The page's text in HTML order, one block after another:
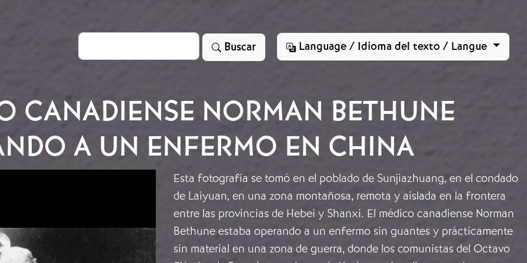
Search Buscar Language / Idioma del texto / Langue
CANADIENSE NORMAN BETHUNE
A UN ENFERMO EN CHINA
Esta fotografía se tomó en el poblado de Sunjiazhuang, en el condado
de Laiyuan, en una zona montañosa, remota y aislada en la frontera
entre las provincias de Hebei y Shanxi. El médico canadiense Norman
Bethune estaba operando a un enfermo sin guantes y prácticamente
sin material en una zona de guerra, donde los comunistas del Octavo